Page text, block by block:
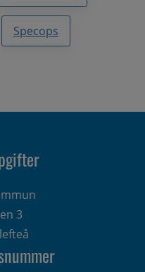
Specops
3